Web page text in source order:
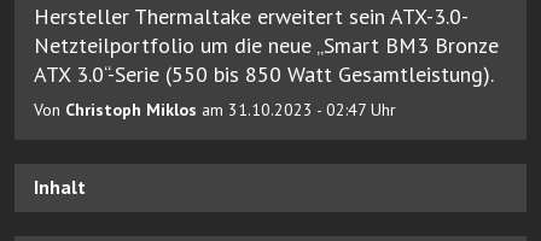
Hersteller Thermaltake erweitert sein ATX-3.0-
Netzteilportfolio um die neue „Smart BM3 Bronze
ATX 3.0“-Serie (550 bis 850 Watt Gesamtleistung).
Von Christoph Miklos am 31.10.2023 - 02:47 Uhr
Inhalt